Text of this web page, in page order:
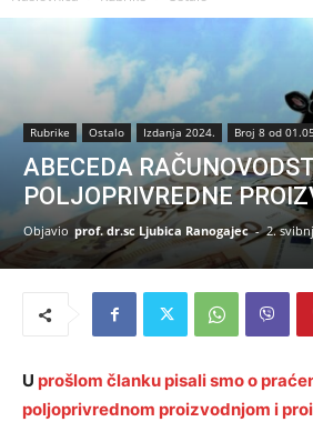
Rubrike Ostalo Izdanja 2024. Broj 8 od
ABECEDA
POLJOPRIVREDNE
Objavio prof. dr.sc Ljubica Ranogajec - 2.
U prošlom članku pisali smo o
poljoprivrednom proizvodnjom i